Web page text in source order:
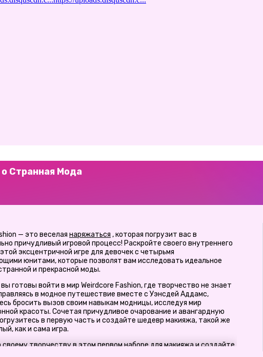
Странная Мода
— это веселая наряжаться , которая погрузит вас в
причудливый игровой процесс! Раскройте своего внутреннего
эксцентричной игре для девочек с четырьмя
юнитами, которые позволят вам исследовать идеальное
и прекрасной моды.
готовы войти в мир Weirdcore Fashion, где творчество не знает
в модное путешествие вместе с Уэнсдей Аддамс,
бросить вызов своим навыкам модницы, исследуя мир
красоты. Сочетая причудливое очарование и авангардную
в первую часть и создайте шедевр макияжа, такой же
как и сама игра.
творчеству в этом первом наборе для макияжа и создайте